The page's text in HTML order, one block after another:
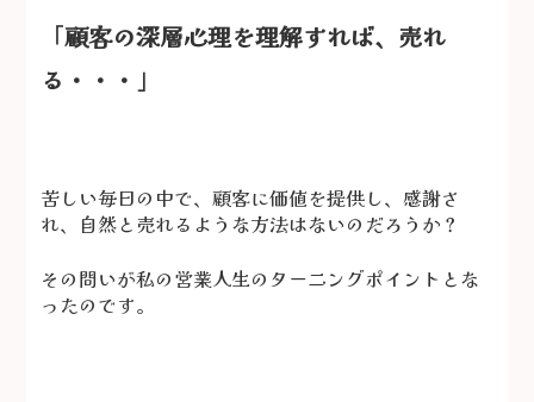
「顧客の深層心理を理解すれば、売れ
る・・・」
苦しい毎日の中で、顧客に価値を提供し、感謝さ
れ、自然と売れるような方法はないのだろうか？
その問いが私の営業人生のターニングポイントとな
ったのです。